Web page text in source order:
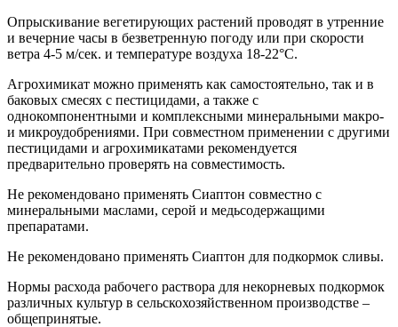
Опрыскивание вегетирующих растений проводят в утренние
и вечерние часы в безветренную погоду или при скорости
ветра 4-5 м/сек. и температуре воздуха 18-22°С.
Агрохимикат можно применять как самостоятельно, так и в
баковых смесях с пестицидами, а также с
однокомпонентными и комплексными минеральными макро-
и микроудобрениями. При совместном применении с другими
пестицидами и агрохимикатами рекомендуется
предварительно проверять на совместимость.
Не рекомендовано применять Сиаптон совместно с
минеральными маслами, серой и медьсодержащими
препаратами.
Не рекомендовано применять Сиаптон для подкормок сливы.
Нормы расхода рабочего раствора для некорневых подкормок
различных культур в сельскохозяйственном производстве –
общепринятые.